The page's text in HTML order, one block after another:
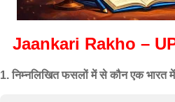
Jaankari Rakho –
1. निम्नलिखित फसलों में से कौन एक भारत में